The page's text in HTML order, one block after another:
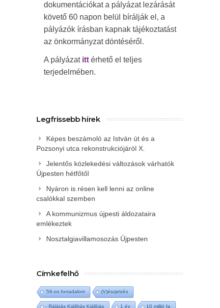
dokumentációkat a pályázat lezárását
követő 60 napon belül bírálják el, a
pályázók írásban kapnak tájékoztatást
az önkormányzat döntéséről.
A pályázat itt érhető el teljes
terjedelmében.
Legfrissebb hírek
Képes beszámoló az István út és a
Pozsonyi utca rekonstrukciójáról X.
Jelentős közlekedési változások várhatók
Újpesten hétfőtől
Nyáron is résen kell lenni az online
csalókkal szemben
A kommunizmus újpesti áldozataira
emlékeztek
Nosztalgiavillamosozás Újpesten
Címkefelhő
'56-os forradalom (V)észjelzés
- Rálátás Kiállítás Kiállítás 1 év 10 millió fa